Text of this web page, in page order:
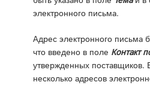
электронного письма.
Адрес электронного письма
что введено в поле Контакт
утвержденных поставщиков.
несколько адресов